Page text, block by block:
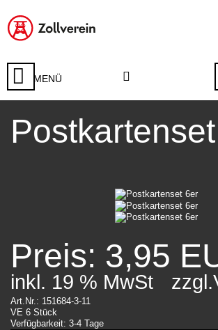
MENÜ
Preis: 3,95
inkl. 19 % MwSt
Art.Nr.: 151684-3-11
VE 6 Stück
Verfügbarkeit: 3-4 Tage